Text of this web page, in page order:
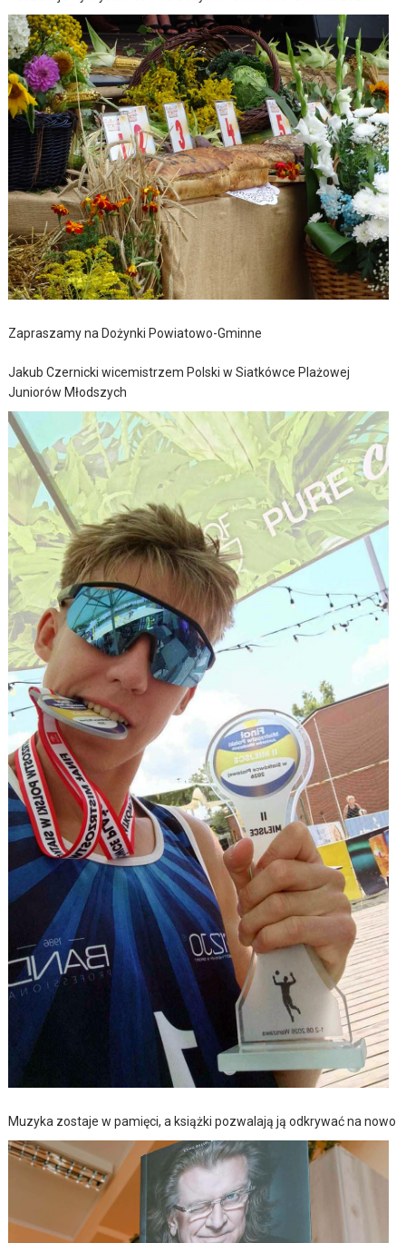
Zapraszamy na Dożynki Powiatowo-Gminne
Jakub Czernicki wicemistrzem Polski w Siatkówce Plażowej
Juniorów Młodszych
Muzyka zostaje w pamięci, a książki pozwalają ją odkrywać na nowo